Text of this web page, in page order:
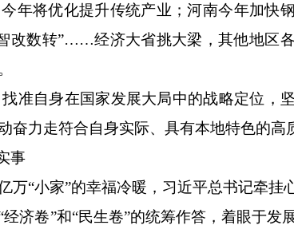
将优化提升传统产业；河南今年加快
改数转”……经济大省挑大梁，其他地区
自身在国家发展大局中的战略定位，
力走符合自身实际、具有本地特色的高
事
“小家”的幸福冷暖，习近平总书记牵挂心
卷”和“民生卷”的统筹作答，着眼于发